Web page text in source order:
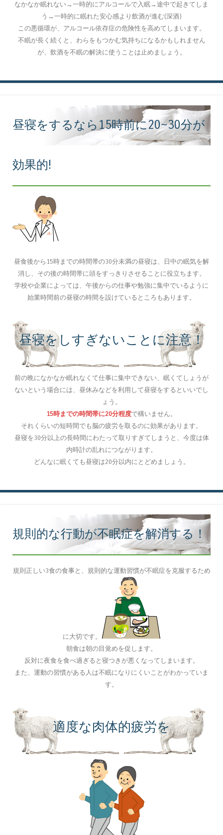
なかなか眠れない→一時的にアルコールで入眠→途中で起きてしま
う→一時的に眠れた安心感より飲酒が進む(深酒)
この悪循環が、アルコール依存症の危険性を高めてしまいます。
不眠が長く続くと、わらをもつかむ気持ちになるかもしれません
が、飲酒を不眠の解決に使うことは止めましょう。
昼寝をするなら15時前に20~30分が
効果的!
昼食後から15時までの時間帯の30分未満の昼寝は、日中の眠気を解
消し、その後の時間帯に頭をすっきりさせることに役立ちます。
学校や企業によっては、午後からの仕事や勉強に集中でいるように
始業時間前の昼寝の時間を設けているところもあります。
昼寝をしすぎないことに注意！
前の晩になかなか眠れなくて仕事に集中できない、眠くてしょうが
ないという場合には、昼休みなどを利用して昼寝をするといいでし
ょう。
15時までの時間帯に20分程度で構いません。
それくらいの短時間でも脳の疲労を取るのに効果があります。
昼寝を30分以上の長時間にわたって取りすぎてしまうと、今度は体
内時計の乱れにつながります。
どんなに眠くても昼寝は20分以内にとどめましょう。
規則的な行動が不眠症を解消する！
規則正しい3食の食事と、規則的な運動習慣が不眠症を克服するため
に大切です。
朝食は朝の目覚めを促します。
反対に夜食を食べ過ぎると寝つきが悪くなってしまいます。
また、運動の習慣がある人は不眠になりにくいことがわかっていま
す。
適度な肉体的疲労を